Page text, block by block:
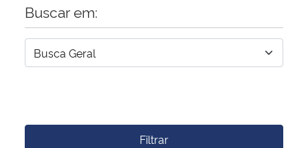
Buscar em:
Filtrar